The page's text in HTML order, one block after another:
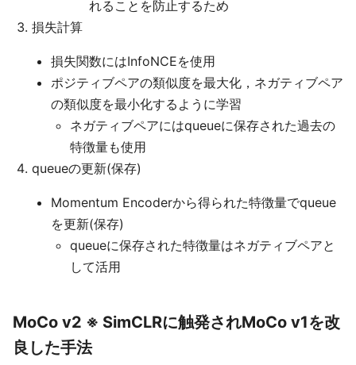
れることを防止するため
損失計算
損失関数にはInfoNCEを使用
ポジティブペアの類似度を最大化，ネガティブペア
の類似度を最小化するように学習
ネガティブペアにはqueueに保存された過去の
特徴量も使用
queueの更新(保存)
Momentum Encoderから得られた特徴量でqueue
を更新(保存)
queueに保存された特徴量はネガティブペアと
して活用
MoCo v2 ※ SimCLRに触発されMoCo v1を改
良した手法